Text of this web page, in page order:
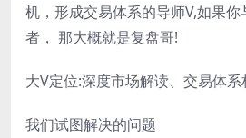
机，形成交易体系的导师V,如果
者， 那大概就是复盘哥!
大V定位:深度市场解读、交易体
我们试图解决的问题